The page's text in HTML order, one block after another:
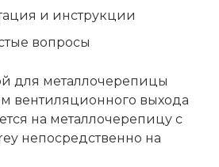
и инструкции
вопросы
для металлочерепицы
вентиляционного выхода
на металлочерепицу с
непосредственно на